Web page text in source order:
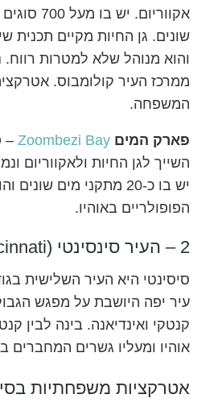
אקווריום.
שונים. גן החיות מקיים תכנית
ממרכז העיר קולומבוס.
המשפחה.
פארק המים Zoombezi Bay
–
השייך לגן החיות ולאקווריום
יש בו כ-20 מתקני מים
הפופולריים באוהיו.
2 – העיר סינסינטי (Cincinnati)
סיסינטי היא העיר השלישית
עיר יפה היושבת על מפגש
קנטקי ואינדיאנה. בינה לבין
אוהיו ומעליו גשרים המחברים
אטרקציות משפחתיות